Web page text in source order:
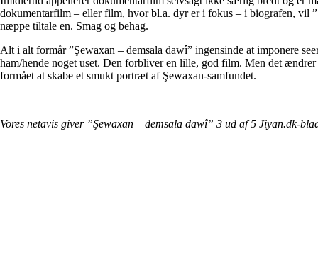
dokumentarfilm – eller film, hvor bl.a. dyr er i fokus – i biografen, vil
næppe tiltale en. Smag og behag.
Alt i alt formår ”Şewaxan – demsala dawî” ingensinde at imponere
ham/hende noget uset. Den forbliver en lille, god film. Men det
formået at skabe et smukt portræt af Şewaxan-samfundet.
Vores netavis giver ”Şewaxan – demsala dawî” 3 ud af 5 Jiyan.dk-